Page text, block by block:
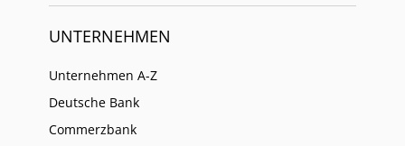
UNTERNEHMEN
Unternehmen A-Z
Deutsche Bank
Commerzbank